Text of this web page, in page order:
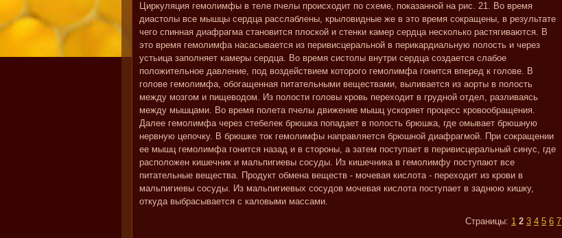
Циркуляция гемолимфы в теле пчелы происходит по схеме, показанной на рис. 21. Во время
диастолы все мышцы сердца расслаблены, крыловидные же в это время сокращены, в результате
чего спинная диафрагма становится плоской и стенки камер сердца несколько растягиваются. В
это время гемолимфа насасывается из перивисцеральной в перикардиальную полость и через
устьица заполняет камеры сердца. Во время систолы внутри сердца создается слабое
положительное давление, под воздействием которого гемолимфа гонится вперед к голове. В
голове гемолимфа, обогащенная питательными веществами, выливается из аорты в полость
между мозгом и пищеводом. Из полости головы кровь переходит в грудной отдел, разливаясь
между мышцами. Во время полета пчелы движение мышц ускоряет процесс кровообращения.
Далее гемолимфа через стебелек брюшка попадает в полость брюшка, где омывает брюшную
нервную цепочку. В брюшке ток гемолимфы направляется брюшной диафрагмой. При сокращении
ее мышц гемолимфа гонится назад и в стороны, а затем поступает в перивисцеральный синус, где
расположен кишечник и мальпигиевы сосуды. Из кишечника в гемолимфу поступают все
питательные вещества. Продукт обмена веществ - мочевая кислота - переходит из крови в
мальпигиевы сосуды. Из мальпигиевых сосудов мочевая кислота поступает в заднюю кишку,
откуда выбрасывается с каловыми массами.
Страницы: 1 2 3 4 5 6 7